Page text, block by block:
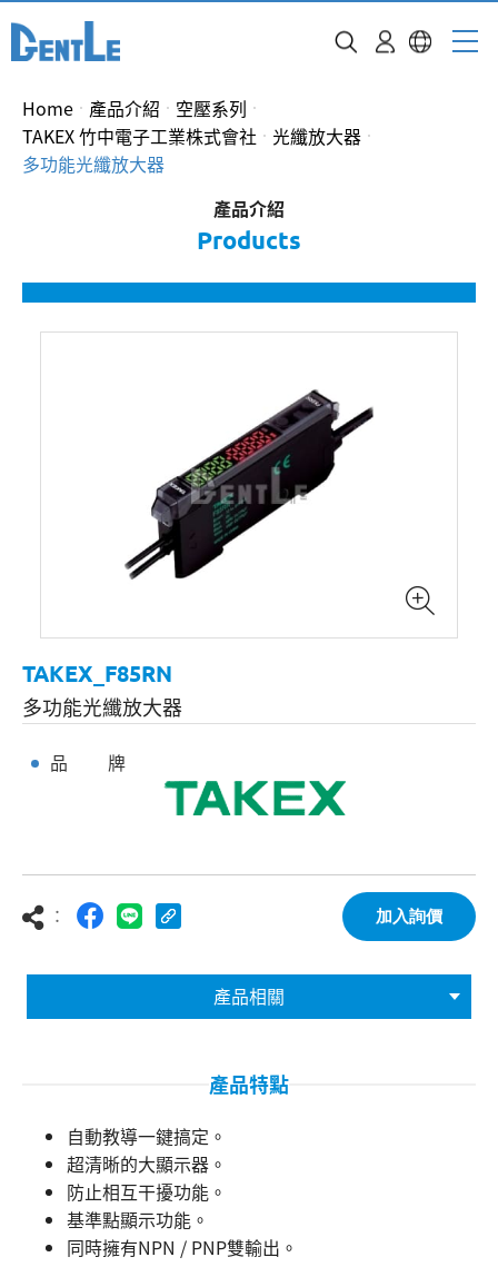
搜尋
Home 產品介紹
空壓系列
TAKEX 竹中電子工業株式會社
光纖放大器
多功能光纖放大器
產品介紹
Products
TAKEX_F85RN
多功能光纖放大器
品 牌
： 加入詢價
產品相關
產品特點
自動教導一鍵搞定。
超清晰的大顯示器。
防止相互干擾功能。
基準點顯示功能。
同時擁有NPN / PNP雙輸出。